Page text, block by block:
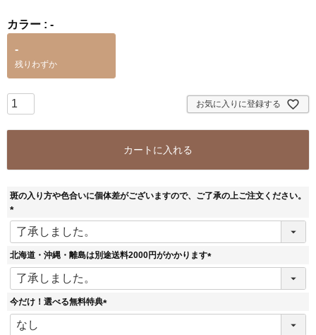
カラー -
-
残りわずか
お気に入りに登録する
カートに入れる
斑の入り方や色合いに個体差がございますので、ご了承の上ご注文ください。
(
須
)
北海道・沖縄・離島は別途送料2000円がかかります
(
今だけ！選べる無料特典
(